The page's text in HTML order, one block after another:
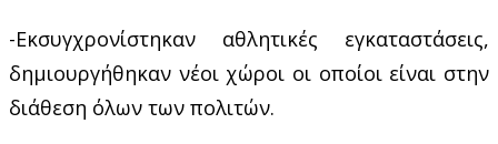
-Εκσυγχρονίστηκαν αθλητικές εγκαταστάσεις,
δημιουργήθηκαν νέοι χώροι οι οποίοι είναι στην
διάθεση όλων των πολιτών.